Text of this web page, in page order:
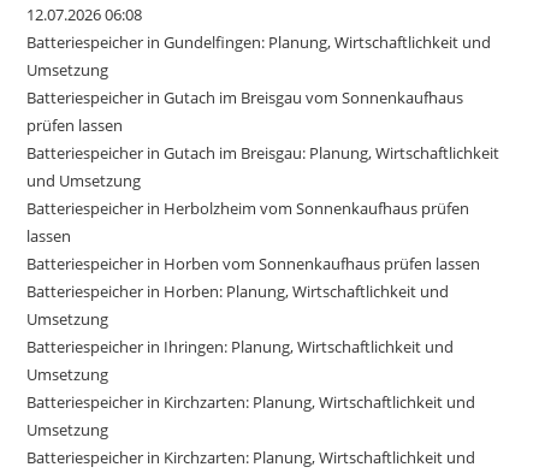
12.07.2026 06:08
Batteriespeicher in Gundelfingen: Planung, Wirtschaftlichkeit und
Umsetzung
Batteriespeicher in Gutach im Breisgau vom Sonnenkaufhaus
prüfen lassen
Batteriespeicher in Gutach im Breisgau: Planung, Wirtschaftlichkeit
und Umsetzung
Batteriespeicher in Herbolzheim vom Sonnenkaufhaus prüfen
lassen
Batteriespeicher in Horben vom Sonnenkaufhaus prüfen lassen
Batteriespeicher in Horben: Planung, Wirtschaftlichkeit und
Umsetzung
Batteriespeicher in Ihringen: Planung, Wirtschaftlichkeit und
Umsetzung
Batteriespeicher in Kirchzarten: Planung, Wirtschaftlichkeit und
Umsetzung
Batteriespeicher in Kirchzarten: Planung, Wirtschaftlichkeit und